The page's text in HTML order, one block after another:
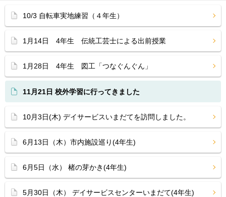
10/3 自転車実地練習（４年生）
1月14日 4年生 伝統工芸士による出前授業
1月28日 4年生 図工「つなぐんぐん」
11月21日 校外学習に行ってきました
10月3日(木) デイサービスいまだてを訪問しました。
6月13日（木）市内施設巡り(4年生)
6月5日（水） 楮の芽かき(4年生)
5月30日（木） デイサービスセンターいまだて(4年生)